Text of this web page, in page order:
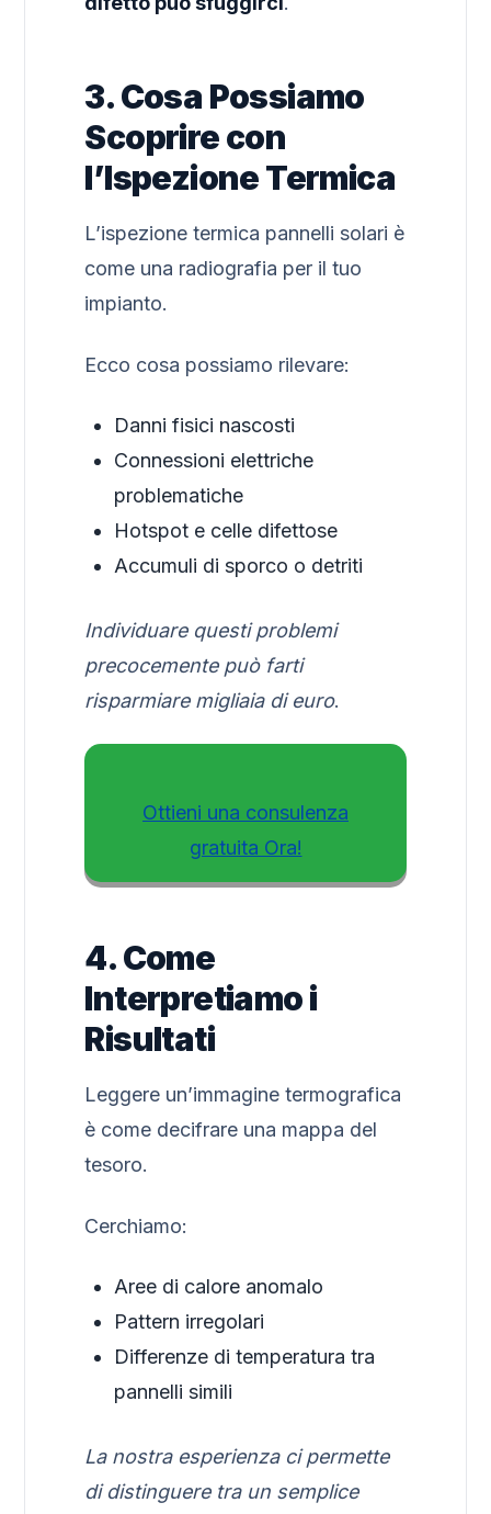
3. Cosa Possiamo
Scoprire con
l’Ispezione Termica
L’ispezione termica pannelli solari è
come una radiografia per il tuo
impianto.
Ecco cosa possiamo rilevare:
Danni fisici nascosti
Connessioni elettriche
problematiche
Hotspot e celle difettose
Accumuli di sporco o detriti
Individuare questi problemi
precocemente può farti
risparmiare migliaia di euro.
Ottieni una consulenza
gratuita Ora!
4. Come
Interpretiamo i
Risultati
Leggere un’immagine termografica
è come decifrare una mappa del
tesoro.
Cerchiamo:
Aree di calore anomalo
Pattern irregolari
Differenze di temperatura tra
pannelli simili
La nostra esperienza ci permette
di distinguere tra un semplice